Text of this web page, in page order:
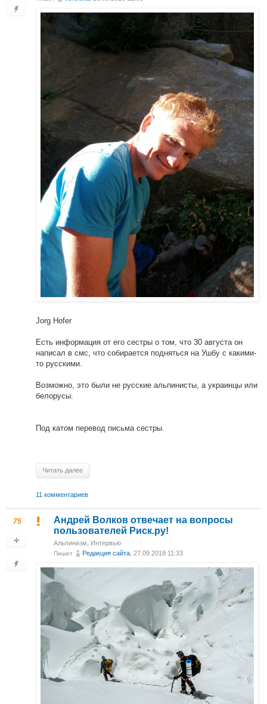
Jorg Hofer
Есть информация от его сестры о том, что 30 августа он
написал в смс, что собирается подняться на Ушбу с какими-
то русскими.
Возможно, это были не русские альпинисты, а украинцы или
белорусы.
Под катом перевод письма сестры.
Читать далее
11 комментариев
75
Андрей Волков отвечает на вопросы
пользователей Риск.ру!
Альпинизм Интервью
Пишет Редакция сайта , 27.09.2018 11:33